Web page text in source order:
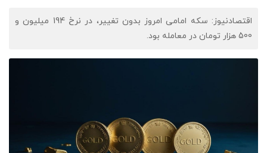
اقتصادنیوز: سکه امامی امروز بدون تغییر، در نرخ 194 میلیون و
500 هزار تومان در معامله بود.